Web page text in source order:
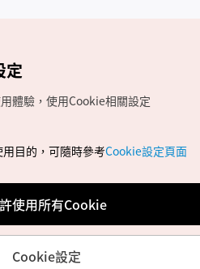
版權所有
來信至官方信箱
定
體驗，使用Cookie相關設定
目的，可隨時參考Cookie設定頁面
使用所有Cookie
Cookie設定